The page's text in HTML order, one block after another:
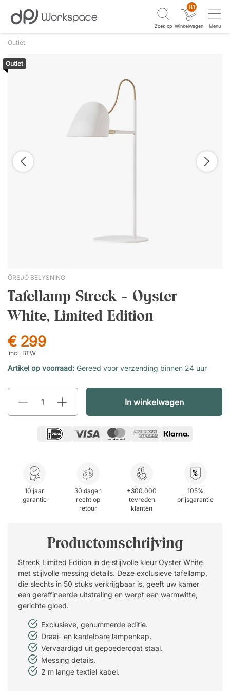
Zoek op
81
Winkelwagen Menu
Outlet
Outlet
ÖRSJÖ BELYSNING
Tafellamp Streck - Oyster
White, Limited Edition
€ 299
incl. BTW
Artikel op voorraad: Gereed voor verzending binnen 24 uur
In winkelwagen
10 jaar
garantie
30 dagen
recht op
retour
+300.000
tevreden
klanten
%
105%
prijsgarantie
Productomschrijving
Streck Limited Edition in de stijlvolle kleur Oyster White
met stijlvolle messing details. Deze exclusieve tafellamp,
die slechts in 50 stuks verkrijgbaar is, geeft uw kamer
een geraffineerde uitstraling en werpt een warmwitte,
gerichte gloed.
Exclusieve, genummerde editie.
Draai- en kantelbare lampenkap.
Vervaardigd uit gepoedercoat staal.
Messing details.
2 m lange textiel kabel.